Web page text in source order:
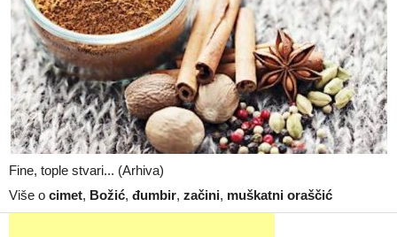
Fine, tople stvari... (Arhiva)
Više o cimet, Božić, đumbir, začini, muškatni oraščić